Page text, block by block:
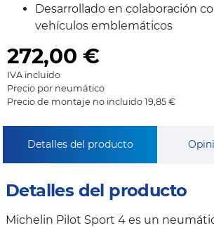
Desarrollado en colaboración
vehículos emblemáticos
272,00 €
IVA incluido
Precio por neumático
Precio de montaje no incluido 19,85 €
Detalles del producto
Detalles del producto
Michelin Pilot Sport 4 es un